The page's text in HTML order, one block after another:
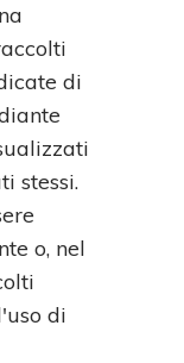
di
stessi.
o, nel
di